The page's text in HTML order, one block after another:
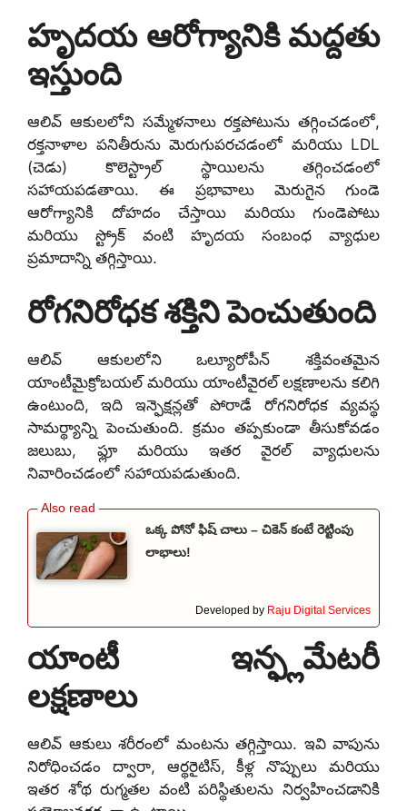
హృదయ ఆరోగ్యానికి మద్దతు
ఇస్తుంది
ఆలివ్ ఆకులలోని సమ్మేళనాలు రక్తపోటును తగ్గించడంలో,
రక్తనాళాల పనితీరును మెరుగుపరచడంలో మరియు LDL
(చెడు) కొలెస్ట్రాల్ స్థాయిలను తగ్గించడంలో
సహాయపడతాయి. ఈ ప్రభావాలు మెరుగైన గుండె
ఆరోగ్యానికి దోహదం చేస్తాయి మరియు గుండెపోటు
మరియు స్ట్రోక్ వంటి హృదయ సంబంధ వ్యాధుల
ప్రమాదాన్ని తగ్గిస్తాయి.
రోగనిరోధక శక్తిని పెంచుతుంది
ఆలివ్ ఆకులలోని ఒల్యూరోపీన్ శక్తివంతమైన
యాంటీమైక్రోబయల్ మరియు యాంటీవైరల్ లక్షణాలను కలిగి
ఉంటుంది, ఇది ఇన్ఫెక్షన్లతో పోరాడే రోగనిరోధక వ్యవస్థ
సామర్థ్యాన్ని పెంచుతుంది. క్రమం తప్పకుండా తీసుకోవడం
జలుబు, ఫ్లూ మరియు ఇతర వైరల్ వ్యాధులను
నివారించడంలో సహాయపడుతుంది.
ఒక్క పోనో ఫిష్ చాలు – చికెన్ కంటే రెట్టింపు
లాభాలు!
Developed by Raju Digital Services
యాంటీ ఇన్ఫ్లమేటరీ
లక్షణాలు
ఆలివ్ ఆకులు శరీరంలో మంటను తగ్గిస్తాయి. ఇవి వాపును
నిరోధించడం ద్వారా, ఆర్థరైటిస్, కీళ్ల నొప్పులు మరియు
ఇతర శోథ రుగ్మతల వంటి పరిస్థితులను నిర్వహించడానికి